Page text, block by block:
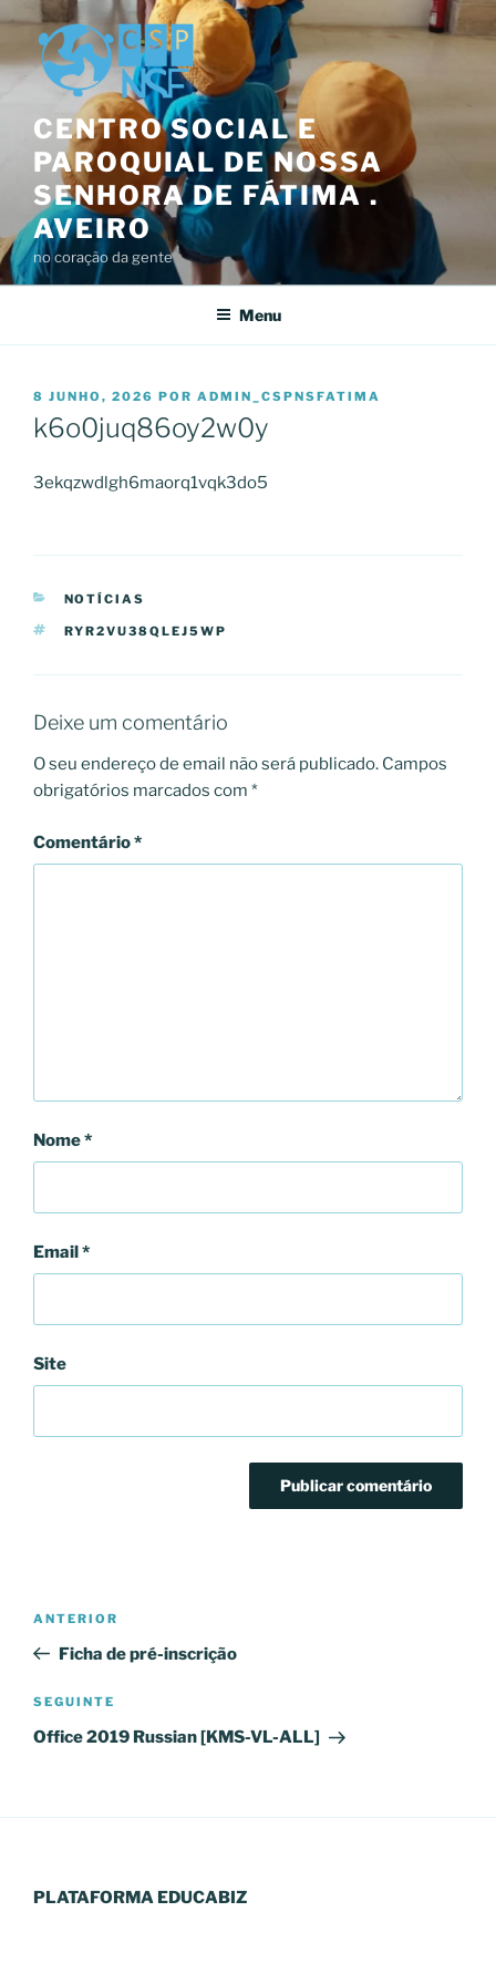
Saltar
o
conteúdo
CENTRO SOCIAL E
PAROQUIAL DE NOSSA
SENHORA DE FÁTIMA .
AVEIRO
no coração da gente
Menu
PUBLICADO
EM
8 JUNHO, 2026 POR ADMIN_CSPNSFATIMA
k6o0juq86oy2w0y
3ekqzwdlgh6maorq1vqk3do5
CATEGORIAS
NOTÍCIAS
ETIQUETAS
RYR2VU38QLEJ5WP
Deixe um comentário
O seu endereço de email não será publicado. Campos
obrigatórios marcados com *
Comentário*
Nome*
Email*
Site
artigos
Conteúdo
anterior
ANTERIOR
Ficha de pré-inscrição
Conteúdo
seguinte
SEGUINTE
Office 2019 Russian [KMS-VL-ALL]
PLATAFORMA EDUCABIZ